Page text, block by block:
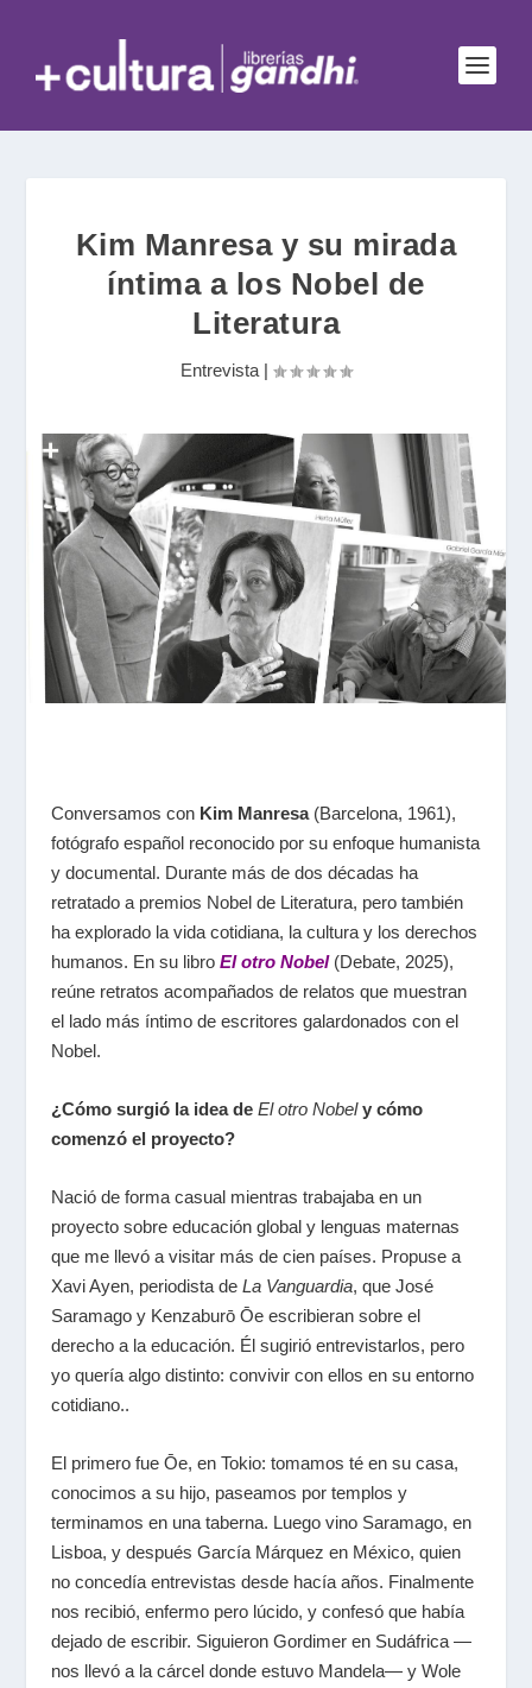
Kim Manresa y su mirada
íntima a los Nobel de
Literatura
Entrevista |
Conversamos con Kim Manresa(Barcelona, 1961),
fotógrafo español reconocido por su enfoque humanista
y documental. Durante más de dos décadas ha
retratado a premios Nobel de Literatura, pero también
ha explorado la vida cotidiana, la cultura y los derechos
humanos. En su libro El otro Nobel(Debate, 2025),
reúne retratos acompañados de relatos que muestran
el lado más íntimo de escritores galardonados con el
Nobel.
¿Cómo surgió la idea de Elotro Nobel y cómo
comenzó el proyecto?
Nació de forma casual mientras trabajaba en un
proyecto sobre educación global y lenguas maternas
que me llevó a visitar más de cien países. Propuse a
Xavi Ayen, periodista de La Vanguardia, que José
Saramago y Kenzaburō Ōe escribieran sobre el
derecho a la educación. Él sugirió entrevistarlos, pero
yo quería algo distinto: convivir con ellos en su entorno
cotidiano..
El primero fue Ōe, en Tokio: tomamos té en su casa,
conocimos a su hijo, paseamos por templos y
terminamos en una taberna. Luego vino Saramago, en
Lisboa, y después García Márquez en México, quien
no concedía entrevistas desde hacía años. Finalmente
nos recibió, enfermo pero lúcido, y confesó que había
dejado de escribir. Siguieron Gordimer en Sudáfrica —
nos llevó a la cárcel donde estuvo Mandela— y Wole